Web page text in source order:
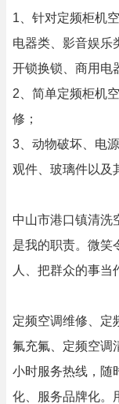
1、针对定频柜机
电器类、影音娱乐
开锁换锁、商用电
2、简单定频柜机
修；
3、动物破坏、电
观件、玻璃件以及
中山市港口镇清洗
是我的职责。微笑
人、把群众的事当
定频空调维修、定
氟充氟、定频空调
小时服务热线，随
化、服务品牌化。